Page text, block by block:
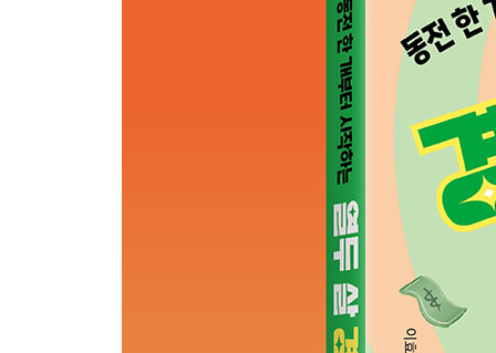
3. 양적완화 - 금리를 더 이상 내릴 수 없다고요?
4. 시장 실패 - 시장이 멈추면 정부가 도와줘요
5. 재정 정책 - 경제를 살리기 위한 정부의 긴급 처방